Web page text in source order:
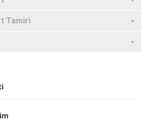
Tamiri